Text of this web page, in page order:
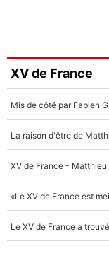
XV de France